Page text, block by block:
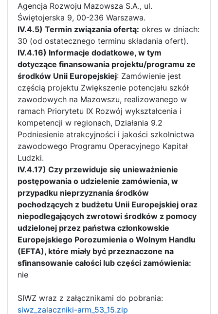
Agencja Rozwoju Mazowsza S.A., ul.
Świętojerska 9, 00-236 Warszawa.
IV.4.5) Termin związania ofertą: okres w dniach:
30 (od ostatecznego terminu składania ofert).
IV.4.16) Informacje dodatkowe, w tym
dotyczące finansowania projektu/programu ze
środków Unii Europejskiej: Zamówienie jest
częścią projektu Zwiększenie potencjału szkół
zawodowych na Mazowszu, realizowanego w
ramach Priorytetu IX Rozwój wykształcenia i
kompetencji w regionach, Działania 9.2
Podniesienie atrakcyjności i jakości szkolnictwa
zawodowego Programu Operacyjnego Kapitał
Ludzki.
IV.4.17) Czy przewiduje się unieważnienie
postępowania o udzielenie zamówienia, w
przypadku nieprzyznania środków
pochodzących z budżetu Unii Europejskiej oraz
niepodlegających zwrotowi środków z pomocy
udzielonej przez państwa członkowskie
Europejskiego Porozumienia o Wolnym Handlu
(EFTA), które miały być przeznaczone na
sfinansowanie całości lub części zamówienia:
nie
SIWZ wraz z załącznikami do pobrania:
siwz_zalaczniki-arm_53_15.zip